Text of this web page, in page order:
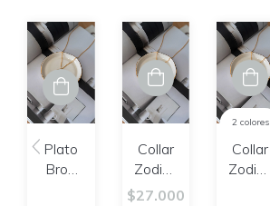
Plato
Brod
Collar
Zodiac
Cáncer
$27.000
2 colores
Collar
Zodiac